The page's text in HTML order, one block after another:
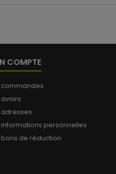
COMPTE
commandes
adresses
informations personnelles
bons de réduction